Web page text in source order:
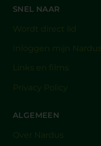
SNEL NAAR
Wordt direct lid
Inloggen mijn Nardus
Links en films
Privacy Policy
ALGEMEEN
Over Nardus